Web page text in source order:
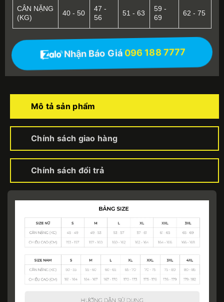
CÂN NẶNG
(KG)
40 - 50
47 -
56
51 - 63
59 -
69
62 - 75
Nhận Báo Giá 096 188 7777
Mô tả sản phẩm
Chính sách giao hàng
Chính sách đổi trả